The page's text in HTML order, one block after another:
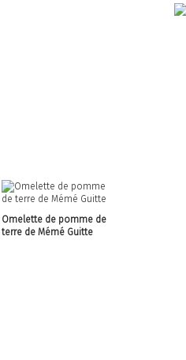
Omelette de pomme de
terre de Mémé Guitte